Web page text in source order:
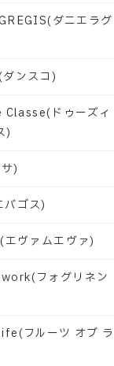
ダニエラグ
ンスコ)
ドゥーズィ
)
)
ゴス)
ヴァムエヴァ)
フォグリネン
フルーツ オブ ラ